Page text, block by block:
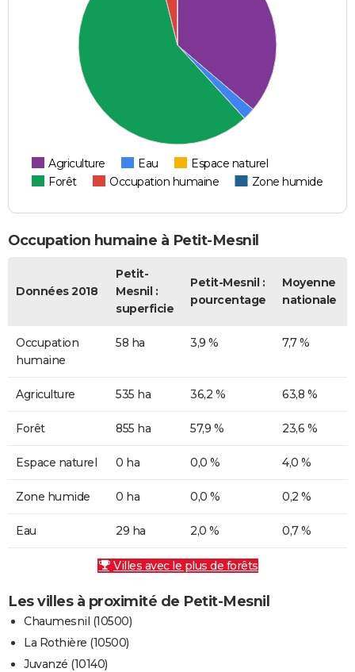
Agriculture Eau
Espace naturel
Forêt
Occupation humaine Zone humide
Occupation humaine à Petit-Mesnil
Données 2018
Petit-
Mesnil :
superficie
Petit-Mesnil :
pourcentage
Moyenne
nationale
Occupation
humaine
58 ha 3,9 % 7,7 %
Agriculture 535 ha 36,2 % 63,8 %
Forêt 855 ha 57,9 % 23,6 %
Espace naturel 0 ha 0,0 % 4,0 %
Zone humide 0 ha 0,0 % 0,2 %
Eau 29 ha 2,0 % 0,7 %
Villes avec le plus de forêts
Les villes à proximité de Petit-Mesnil
Chaumesnil (10500)
La Rothière (10500)
Juvanzé (10140)